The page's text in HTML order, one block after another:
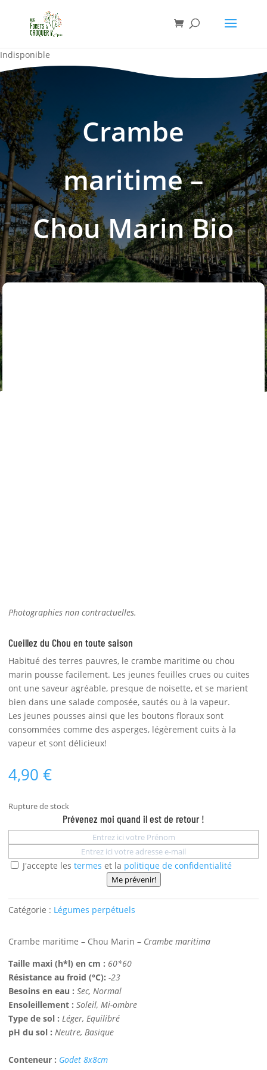
Indisponible
Crambe
maritime –
Chou Marin Bio
Photographies non contractuelles.
Cueillez du Chou en toute saison
Habitué des terres pauvres, le crambe maritime ou chou
marin pousse facilement. Les jeunes feuilles crues ou cuites
ont une saveur agréable, presque de noisette, et se marient
bien dans une salade composée, sautés ou à la vapeur.
Les jeunes pousses ainsi que les boutons floraux sont
consommées comme des asperges, légèrement cuits à la
vapeur et sont délicieux!
4,90€
Rupture de stock
Prévenez moi quand il est de retour !
J'accepte lestermes et la politique de confidentialité
Me prévenir!
Catégorie : Légumes perpétuels
Crambe maritime – Chou Marin – Crambe maritima
Taille maxi (h*l) en cm : 60*60
Résistance au froid (°C):-23
Besoins en eau :Sec, Normal
Ensoleillement :Soleil, Mi-ombre
Type de sol : Léger, Equilibré
pH du sol : Neutre, Basique
Conteneur : Godet 8x8cm